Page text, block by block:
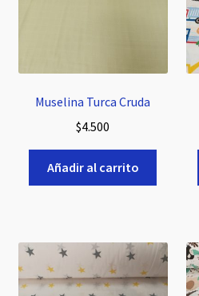
Muselina Turca Cruda
$4.500
Añadir al carrito